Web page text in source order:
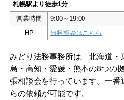
札幌駅より徒歩1分
営業時間
9:00～19:00
HP
無料相談はこちら
みどり法務事務所は、北海道・
島・高知・愛媛・熊本の8つの
張相談会を行っています。一番
らの依頼が可能です。